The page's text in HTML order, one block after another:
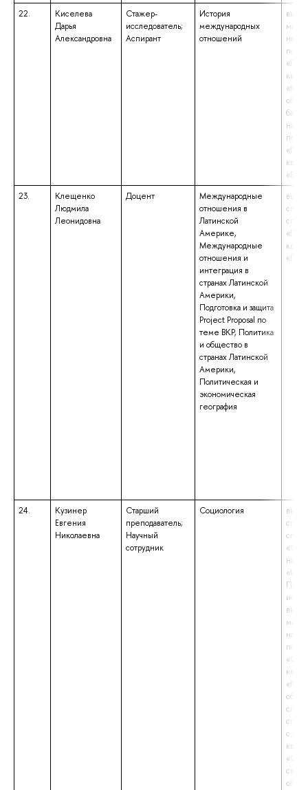
22.
Киселева
Дарья
Александровна
Стажер-
исследователь;
Аспирант
История
международных
отношений
23.
Клещенко
Людмила
Леонидовна
Доцент
Международные
отношения в
Латинской
Америке,
Международные
отношения и
интеграция в
странах Латинской
Америки,
Подготовка и защита
Project Proposal по
теме ВКР, Политика
и общество в
странах Латинской
Америки,
Политическая и
экономическая
география
24.
Кузинер
Евгения
Николаевна
Старший
преподаватель;
Научный
сотрудник
Социология
с